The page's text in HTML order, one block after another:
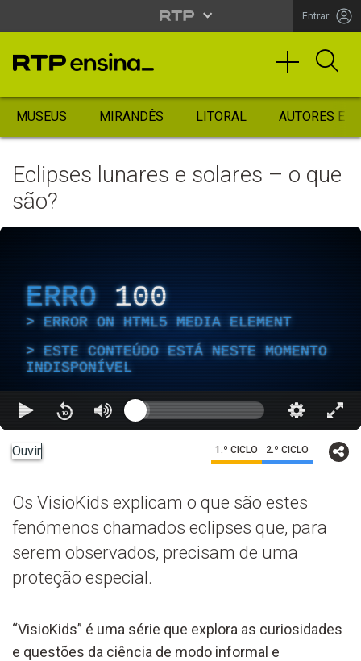
Entrar
MUSEUS MIRANDÊS LITORAL AUTORES
Eclipses lunares e solares – o que
são?
ERRO 100
ERROR ON HTML5 MEDIA ELEMENT
ESTE CONTEÚDO ESTÁ NESTE MOMENTO
INDISPONÍVEL
Ouvir 1.º CICLO 2.º CICLO
Os VisioKids explicam o que são estes
fenómenos chamados eclipses que, para
serem observados, precisam de uma
proteção especial.
“VisioKids” é uma série que explora as curiosidades
e questões da ciência de modo informal e